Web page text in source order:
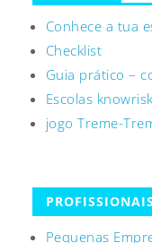
Conhece a tua
Checklist
Guia prático –
Escolas knowrisk
jogo Treme-
Pequenas